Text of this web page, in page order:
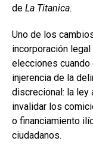
de La Titanica.
Uno de los
incorporación
elecciones
injerencia de la
discrecional: la ley
invalidar los
o financiamiento
ciudadanos.